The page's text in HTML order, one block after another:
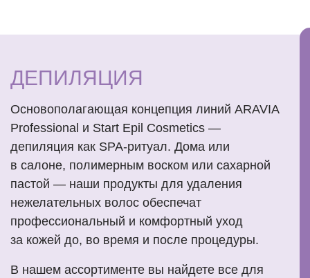
ДЕПИЛЯЦИЯ
Основополагающая концепция линий ARAVIA
Professional и Start Epil Cosmetics —
депиляция как SPA-ритуал. Дома или
в салоне, полимерным воском или сахарной
пастой — наши продукты для удаления
нежелательных волос обеспечат
профессиональный и комфортный уход
за кожей до, во время и после процедуры.
В нашем ассортименте вы найдете все для